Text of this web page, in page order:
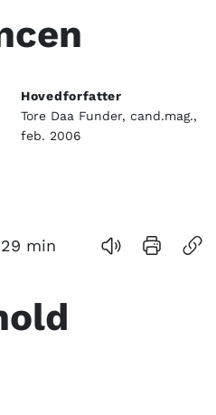
Hovedforfatter
Tore Daa Funder, cand.mag.,
feb. 2006
29 min